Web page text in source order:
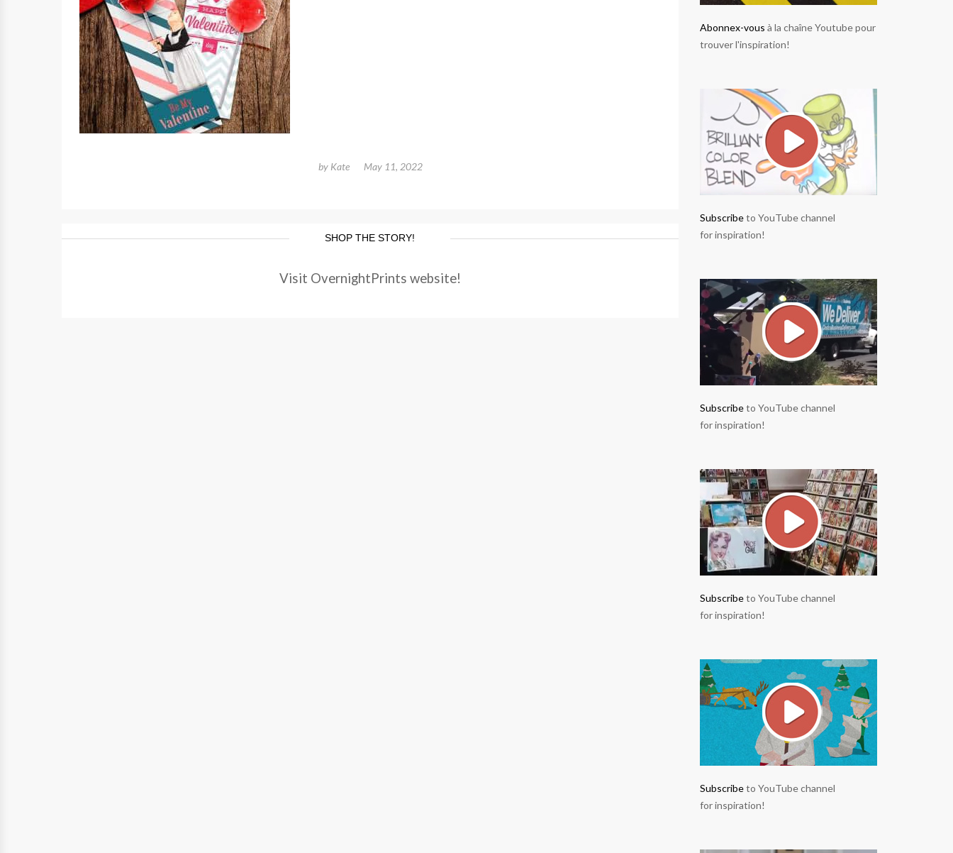
by Kate May 11, 2022
SHOP THE STORY!
Visit OvernightPrints website!
Abonnex-vous à la chaîne Youtube pour
trouver l'inspiration!
Subscribeto YouTube channel
for inspiration!
Subscribeto YouTube channel
for inspiration!
Subscribeto YouTube channel
for inspiration!
Subscribeto YouTube channel
for inspiration!